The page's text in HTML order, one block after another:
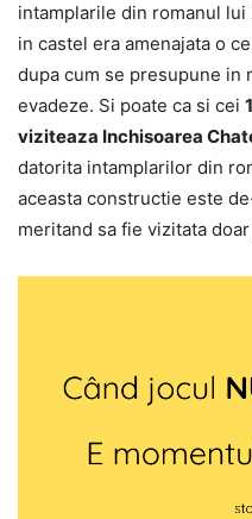
intamplarile din romanul lui
in castel era amenajata o
dupa cum se presupune in
evadeze. Si poate ca si cei
viziteaza Inchisoarea
datorita intamplarilor din
aceasta constructie este
meritand sa fie vizitata